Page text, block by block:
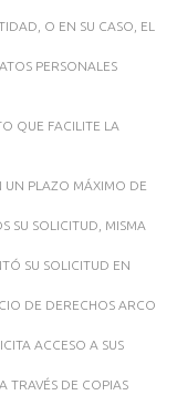
O EN SU CASO, EL
PERSONALES
QUE FACILITE LA
UN PLAZO MÁXIMO DE
SU SOLICITUD, MISMA
SU SOLICITUD EN
DE DERECHOS ARCO
ACCESO A SUS
TRAVÉS DE COPIAS